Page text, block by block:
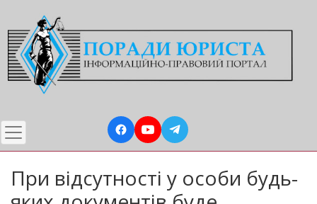
до
основного
вмісту
При відсутності у особи будь-